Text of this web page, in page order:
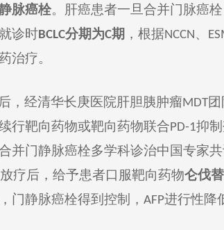
脉癌栓。肝癌患者一旦合并门脉癌
诊时BCLC分期为C期 ，根据NCCN、 E
治疗。
，经清华长庚医院肝胆胰肿瘤MDT
行靶向药物或靶向药物联合PD-1抑
并门静脉癌栓多学科诊治中国专家共
放疗后，给予患者口服靶向药物仑伐
，门静脉癌栓得到控制， AFP进行性降